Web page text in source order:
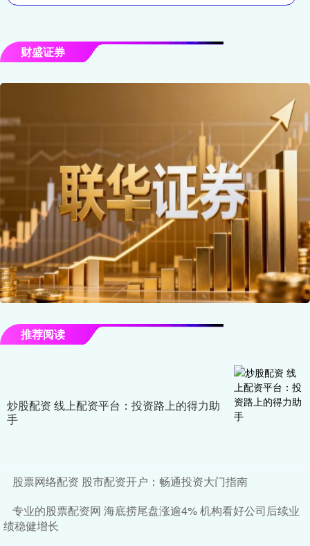
财盛证券
推荐阅读
炒股配资 线上配资平台：投资路上的得力助
手
股票网络配资 股市配资开户：畅通投资大门指南
专业的股票配资网 海底捞尾盘涨逾4% 机构看好公司后续业
绩稳健增长